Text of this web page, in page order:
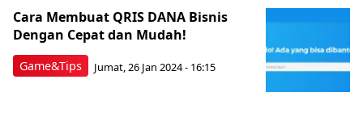
Game&Tips
Cara Membuat QRIS DANA Bisnis
Dengan Cepat dan Mudah!
Jumat, 26 Jan 2024 - 16:15